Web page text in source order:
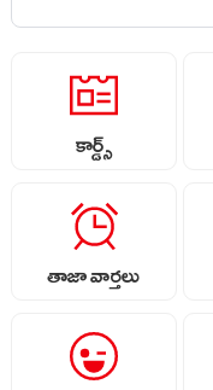
కార్డ్స్
తాజా వార్తలు